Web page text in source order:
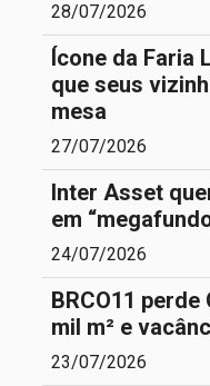
28/07/2026
Ícone da Faria
que seus
mesa
27/07/2026
Inter Asset
em
24/07/2026
BRCO11 perde
mil m² e
23/07/2026